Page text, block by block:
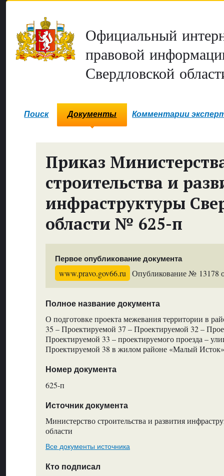
Официальный
правовой
Свердловской
Поиск Документы Комментарии
Приказ
строительства и
инфраструктуры
области № 625-п
Первое опубликование документа
www.pravo.gov66.ru Опубликование № 13178
Полное название документа
О подготовке проекта межевания территории в
35 – Проектируемой 37 – Проектируемой 32 –
Проектируемой 33 – проектируемого проезда –
Проектируемой 38 в жилом районе «Малый Исток»
Номер документа
625-п
Источник документа
Министерство строительства и развития
области
Все документы источника
Кто подписал